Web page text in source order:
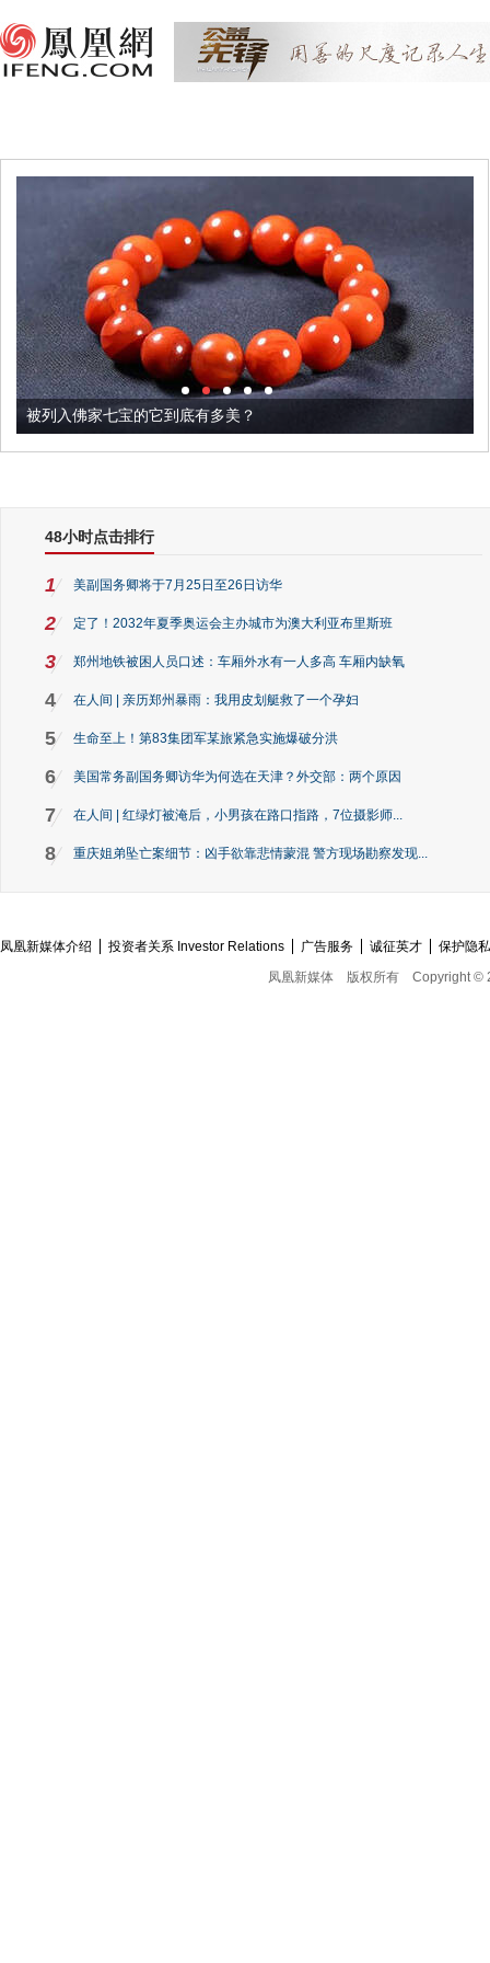
被列入佛家七宝的它到底有多美？
48小时点击排行
1 美副国务卿将于7月25日至26日访华
2 定了！2032年夏季奥运会主办城市为澳大利亚布里斯班
3 郑州地铁被困人员口述：车厢外水有一人多高 车厢内缺氧
4 在人间 | 亲历郑州暴雨：我用皮划艇救了一个孕妇
5 生命至上！第83集团军某旅紧急实施爆破分洪
6 美国常务副国务卿访华为何选在天津？外交部：两个原因
7 在人间 | 红绿灯被淹后，小男孩在路口指路，7位摄影师...
8 重庆姐弟坠亡案细节：凶手欲靠悲情蒙混 警方现场勘察发现...
凤凰新媒体介绍 投资者关系 Investor Relations 广告服务 诚征英才
保护隐
凤凰新媒体
版权所有 Copyright ©